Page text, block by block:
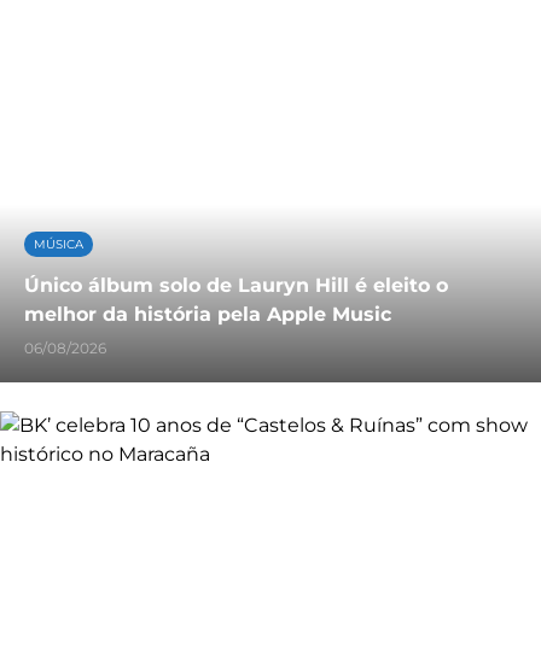
MÚSICA
Único álbum solo de Lauryn Hill é eleito o
melhor da história pela Apple Music
06/08/2026